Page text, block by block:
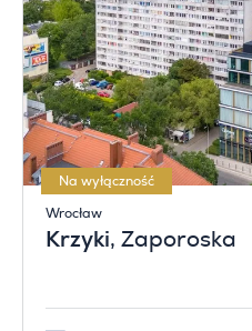
Na wyłączność
Wrocław
Krzyki, Zaporoska